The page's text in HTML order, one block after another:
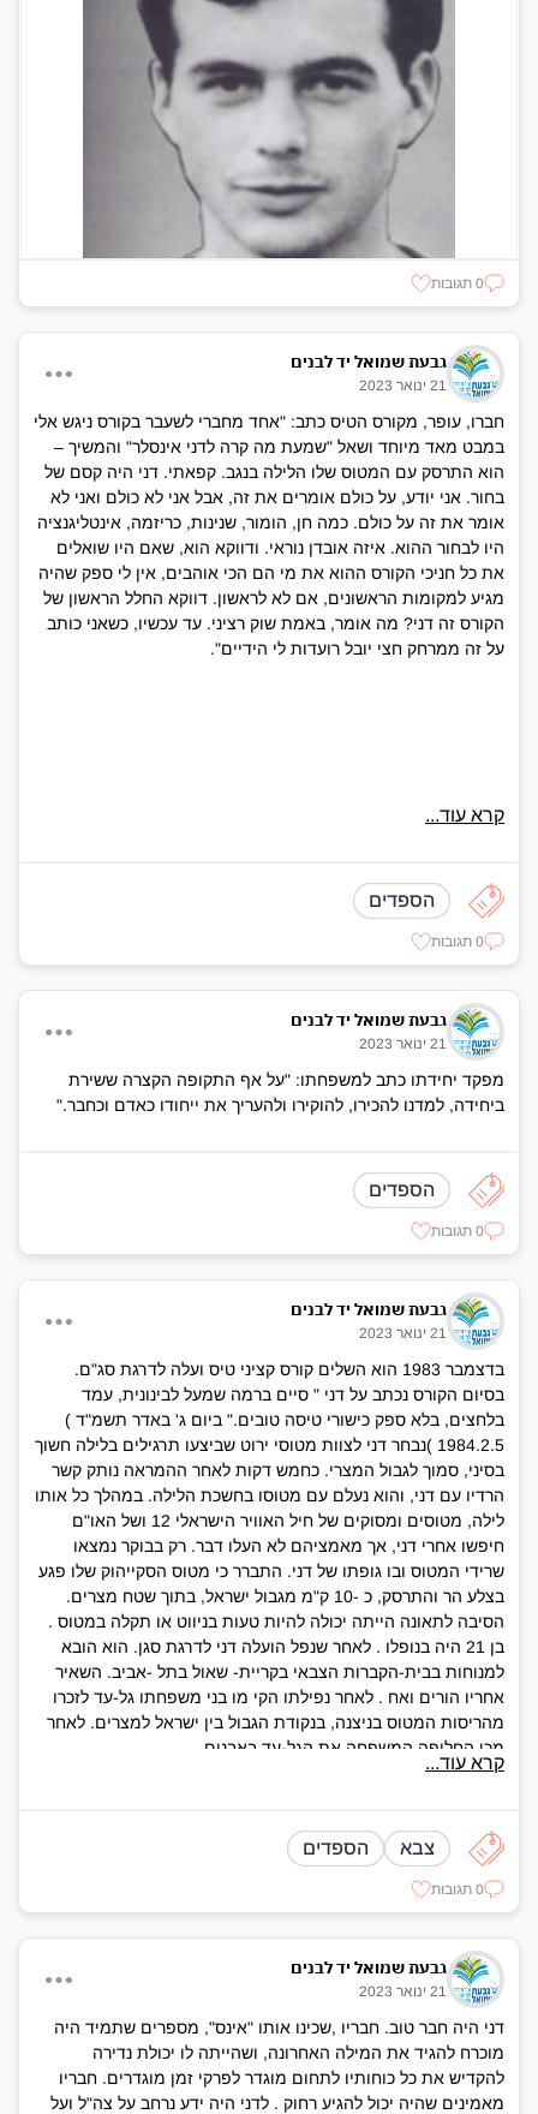
0 תגובות
גבעת שמואל יד לבנים
21 ינואר 2023
חברו, עופר, מקורס הטיס כתב: "אחד מחברי לשעבר בקורס ניגש אלי
במבט מאד מיוחד ושאל "שמעת מה קרה לדני אינסלר" והמשיך –
הוא התרסק עם המטוס שלו הלילה בנגב. קפאתי. דני היה קסם של
בחור. אני יודע, על כולם אומרים את זה, אבל אני לא כולם ואני לא
אומר את זה על כולם. כמה חן, הומור, שנינות, כריזמה, אינטליגנציה
היו לבחור ההוא. איזה אובדן נוראי. ודווקא הוא, שאם היו שואלים
את כל חניכי הקורס ההוא את מי הם הכי אוהבים, אין לי ספק שהיה
מגיע למקומות הראשונים, אם לא לראשון. דווקא החלל הראשון של
הקורס זה דני? מה אומר, באמת שוק רציני. עד עכשיו, כשאני כותב
על זה ממרחק חצי יובל רועדות לי הידיים".
קרא עוד...
הספדים
0 תגובות
גבעת שמואל יד לבנים
21 ינואר 2023
מפקד יחידתו כתב למשפחתו: "על אף התקופה הקצרה ששירת
ביחידה, למדנו להכירו, להוקירו ולהעריך את ייחודו כאדם וכחבר."
הספדים
0 תגובות
גבעת שמואל יד לבנים
21 ינואר 2023
בדצמבר 1983 הוא השלים קורס קציני טיס ועלה לדרגת סג"ם.
בסיום הקורס נכתב על דני " סיים ברמה שמעל לבינונית, עמד
בלחצים, בלא ספק כישורי טיסה טובים." ביום ג' באדר תשמ"ד )
1984.2.5 )נבחר דני לצוות מטוסי ירוט שביצעו תרגילים בלילה חשוך
בסיני, סמוך לגבול המצרי. כחמש דקות לאחר ההמראה נותק קשר
הרדיו עם דני, והוא נעלם עם מטוסו בחשכת הלילה. במהלך כל אותו
לילה, מטוסים ומסוקים של חיל האוויר הישראלי 12 ושל האו"ם
חיפשו אחרי דני, אך מאמציהם לא העלו דבר. רק בבוקר נמצאו
שרידי המטוס ובו גופתו של דני. התברר כי מטוס הסקייהוק שלו פגע
בצלע הר והתרסק, כ -10 ק"מ מגבול ישראל, בתוך שטח מצרים.
הסיבה לתאונה הייתה יכולה להיות טעות בניווט או תקלה במטוס .
בן 21 היה בנופלו . לאחר שנפל הועלה דני לדרגת סגן. הוא הובא
למנוחות בבית-הקברות הצבאי בקריית- שאול בתל -אביב. השאיר
אחריו הורים ואח . לאחר נפילתו הקי מו בני משפחתו גל-עד לזכרו
מהריסות המטוס בניצנה, בנקודת הגבול בין ישראל למצרים. לאחר
מכן החליפה המשפחה את הגל-עד באבנים
קרא עוד...
צבא הספדים
0 תגובות
גבעת שמואל יד לבנים
21 ינואר 2023
דני היה חבר טוב. חבריו ,שכינו אותו "אינס", מספרים שתמיד היה
מוכרח להגיד את המילה האחרונה, ושהייתה לו יכולת נדירה
להקדיש את כל כוחותיו לתחום מוגדר לפרקי זמן מוגדרים. חבריו
מאמינים שהיה יכול להגיע רחוק . לדני היה ידע נרחב על צה"ל ועל